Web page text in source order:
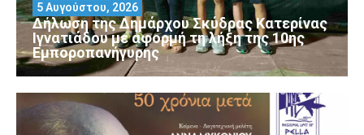
Δήλωση της Δημάρχου Σκύδρας Κατερίνας
Ιγνατιάδου με αφορμή τη λήξη της 10ης
Εμποροπανήγυρης
5 Αυγούστου, 2026